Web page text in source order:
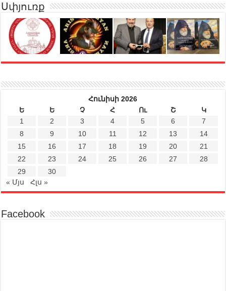
Սփյուռք
Հունիսի 2026
Ե
Ե Չ Հ Ու Շ
Կ
1
2 3 4 5 6
7
8
9 10 11 12 13
14
15
16 17 18 19 20
21
22
23 24 25 26 27
28
29
30
« Մյս
Հլս »
Facebook